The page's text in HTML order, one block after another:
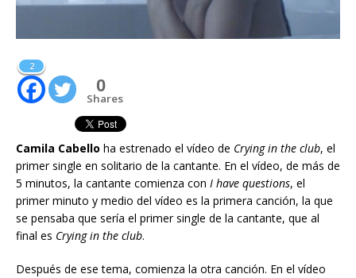
2
0
Shares
Camila Cabello ha estrenado el vídeo de Crying in the club, el
primer single en solitario de la cantante. En el vídeo, de más de
5 minutos, la cantante comienza con I have questions, el
primer minuto y medio del vídeo es la primera canción, la que
se pensaba que sería el primer single de la cantante, que al
final es Crying in the club.
Después de ese tema, comienza la otra canción. En el vídeo